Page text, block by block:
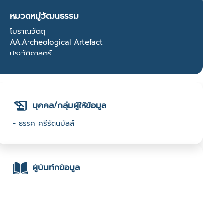
หมวดหมู่วัฒนธรรม
โบราณวัตถุ
AA:Archeological Artefact
ประวัติศาสตร์
บุคคล/กลุ่มผู้ให้ข้อมูล
- ธรรศ ศรีรัตนบัลล์
ผู้บันทึกข้อมูล